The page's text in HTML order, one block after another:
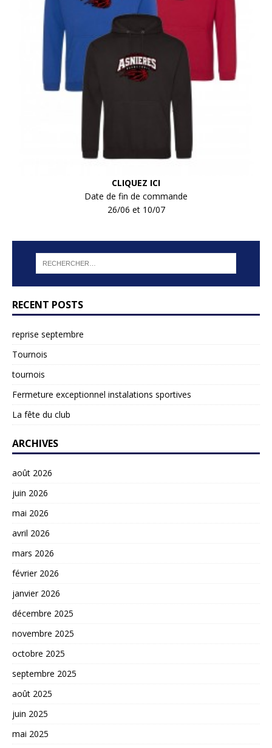
CLIQUEZ ICI
Date de fin de commande
26/06 et 10/07
RECENT POSTS
reprise septembre
Tournois
tournois
Fermeture exceptionnel instalations sportives
La fête du club
ARCHIVES
août 2026
juin 2026
mai 2026
avril 2026
mars 2026
février 2026
janvier 2026
décembre 2025
novembre 2025
octobre 2025
septembre 2025
août 2025
juin 2025
mai 2025